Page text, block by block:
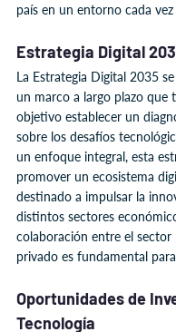
país en un entorno cada
Estrategia Digital
La Estrategia Digital 2035
un marco a largo plazo que
objetivo establecer un
sobre los desafíos
un enfoque integral, esta
promover un ecosistema
destinado a impulsar la
distintos sectores
colaboración entre el sector
privado es fundamental
Oportunidades de
Tecnología